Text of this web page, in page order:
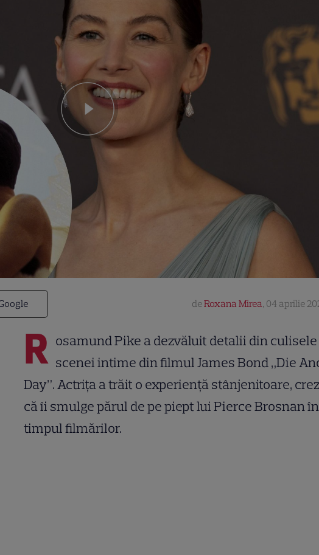
deRoxana Mirea, 04 aprilie
R osamund Pike a dezvăluit detalii din culisele
scenei intime din filmul James Bond „Die
Day”. Actrița a trăit o experiență stânjenitoare,
că îi smulge părul de pe piept lui Pierce Brosnan în
timpul filmărilor.